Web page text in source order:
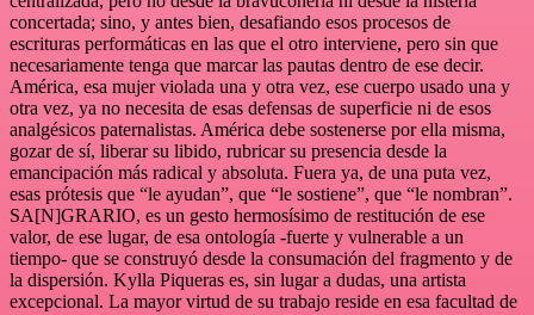
concertada; sino, y antes bien, desafiando esos procesos de
escrituras performáticas en las que el otro interviene, pero sin que
necesariamente tenga que marcar las pautas dentro de ese decir.
América, esa mujer violada una y otra vez, ese cuerpo usado una y
otra vez, ya no necesita de esas defensas de superficie ni de esos
analgésicos paternalistas. América debe sostenerse por ella misma,
gozar de sí, liberar su libido, rubricar su presencia desde la
emancipación más radical y absoluta. Fuera ya, de una puta vez,
esas prótesis que “le ayudan”, que “le sostiene”, que “le nombran”.
SA[N]GRARIO, es un gesto hermosísimo de restitución de ese
valor, de ese lugar, de esa ontología -fuerte y vulnerable a un
tiempo- que se construyó desde la consumación del fragmento y de
la dispersión. Kylla Piqueras es, sin lugar a dudas, una artista
excepcional. La mayor virtud de su trabajo reside en esa facultad de